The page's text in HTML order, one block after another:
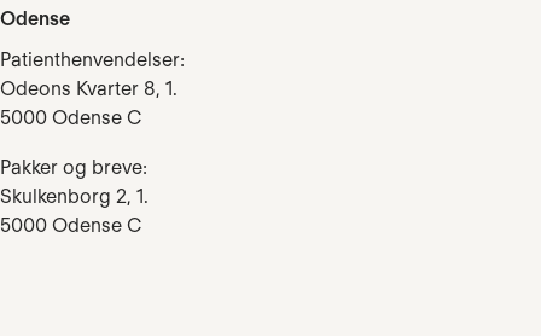
Odense
Patienthenvendelser:
Odeons Kvarter 8, 1.
5000 Odense C
Pakker og breve:
Skulkenborg 2, 1.
5000 Odense C